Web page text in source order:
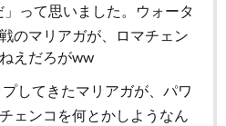
って思いました。ウォータ
のマリアガが、ロマチェン
えだろがww
してきたマリアガが、パワ
ェンコを何とかしようなん